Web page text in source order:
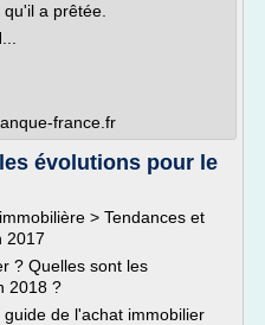
a prêtée.
france.fr
évolutions pour le
> Tendances et
2017
? Quelles sont les
2018 ?
de l'achat immobilier